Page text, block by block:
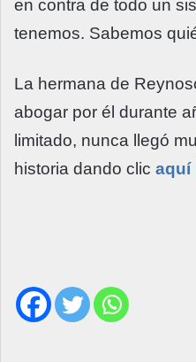
en contra de todo un
tenemos. Sabemos
La hermana de
abogar por él durante
limitado, nunca llegó
historia dando clic aquí